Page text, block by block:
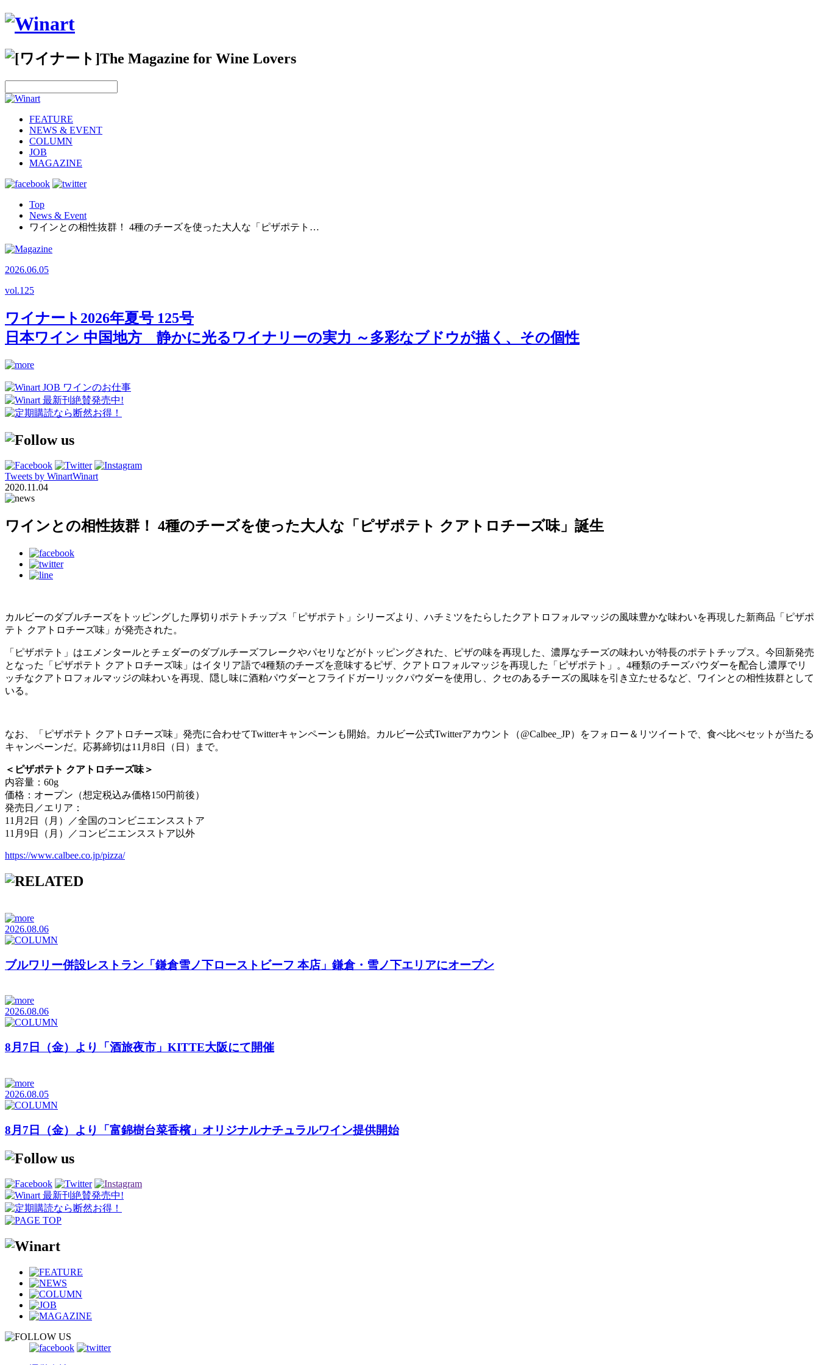
FEATURE
NEWS & EVENT
COLUMN
JOB
MAGAZINE
Top
News & Event
ワインとの相性抜群！ 4種のチーズを使った大人な「ピザポテト…
2026.06.05
vol.125
ワイナート2026年夏号 125号
日本ワイン 中国地方 静かに光るワイナリーの実力 ～多彩なブドウが描く、その個性
Tweets by WinartWinart
2020.11.04
ワインとの相性抜群！ 4種のチーズを使った大人な「ピザポテト クアトロチーズ味」誕生
カルビーのダブルチーズをトッピングした厚切りポテトチップス「ピザポテト」シリーズより、ハチミツをたらしたクアトロフォルマッジの風味豊かな味わいを再現した新商品「ピザポ
テト クアトロチーズ味」が発売された。
「ピザポテト」はエメンタールとチェダーのダブルチーズフレークやパセリなどがトッピングされた、ピザの味を再現した、濃厚なチーズの味わいが特長のポテトチップス。今回新発売
となった「ピザポテト クアトロチーズ味」はイタリア語で4種類のチーズを意味するピザ、クアトロフォルマッジを再現した「ピザポテト」。4種類のチーズパウダーを配合し濃厚でリ
ッチなクアトロフォルマッジの味わいを再現、隠し味に酒粕パウダーとフライドガーリックパウダーを使用し、クセのあるチーズの風味を引き立たせるなど、ワインとの相性抜群として
いる。
なお、「ピザポテト クアトロチーズ味」発売に合わせてTwitterキャンペーンも開始。カルビー公式Twitterアカウント（@Calbee_JP）をフォロー＆リツイートで、食べ比べセットが当たる
キャンペーンだ。応募締切は11月8日（日）まで。
＜ピザポテト クアトロチーズ味＞
内容量：60g
価格：オープン（想定税込み価格150円前後）
発売日／エリア：
11月2日（月）／全国のコンビニエンスストア
11月9日（月）／コンビニエンスストア以外
https://www.calbee.co.jp/pizza/
2026.08.06
ブルワリー併設レストラン「鎌倉雪ノ下ローストビーフ 本店」鎌倉・雪ノ下エリアにオープン
2026.08.06
8月7日（金）より「酒旅夜市」KITTE大阪にて開催
2026.08.05
8月7日（金）より「富錦樹台菜香檳」オリジナルナチュラルワイン提供開始